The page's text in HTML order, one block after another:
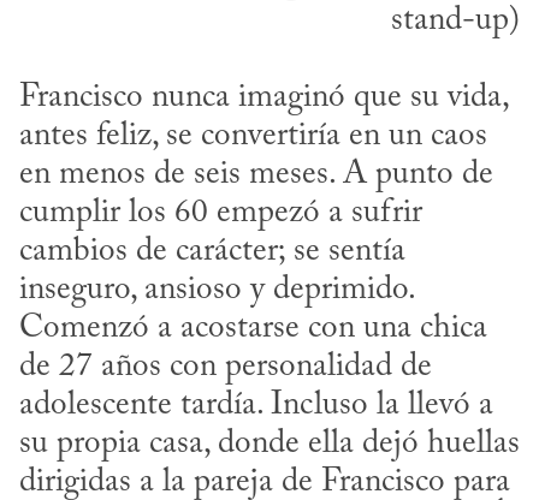
stand-up)
Francisco nunca imaginó que su vida,
antes feliz, se convertiría en un caos
en menos de seis meses. A punto de
cumplir los 60 empezó a sufrir
cambios de carácter; se sentía
inseguro, ansioso y deprimido.
Comenzó a acostarse con una chica
de 27 años con personalidad de
adolescente tardía. Incluso la llevó a
su propia casa, donde ella dejó huellas
dirigidas a la pareja de Francisco para